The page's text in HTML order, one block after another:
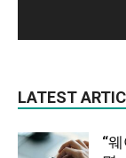
LATEST
“